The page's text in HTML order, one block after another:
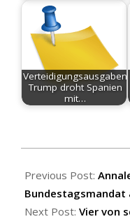
Verteidigungsausgaben:
Trump droht Spanien
mit…
06-
17
Previous Post:
Bundestagsmandat
Next Post: Vier von